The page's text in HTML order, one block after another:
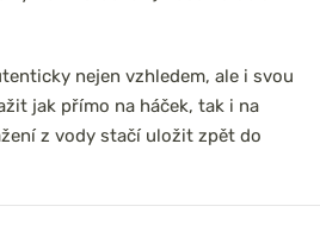
nejen vzhledem, ale i svou
jak přímo na háček, tak i na
z vody stačí uložit zpět do